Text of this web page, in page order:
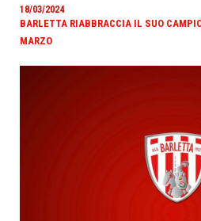
18/03/2024
BARLETTA RIABBRACCIA IL SUO
MARZO